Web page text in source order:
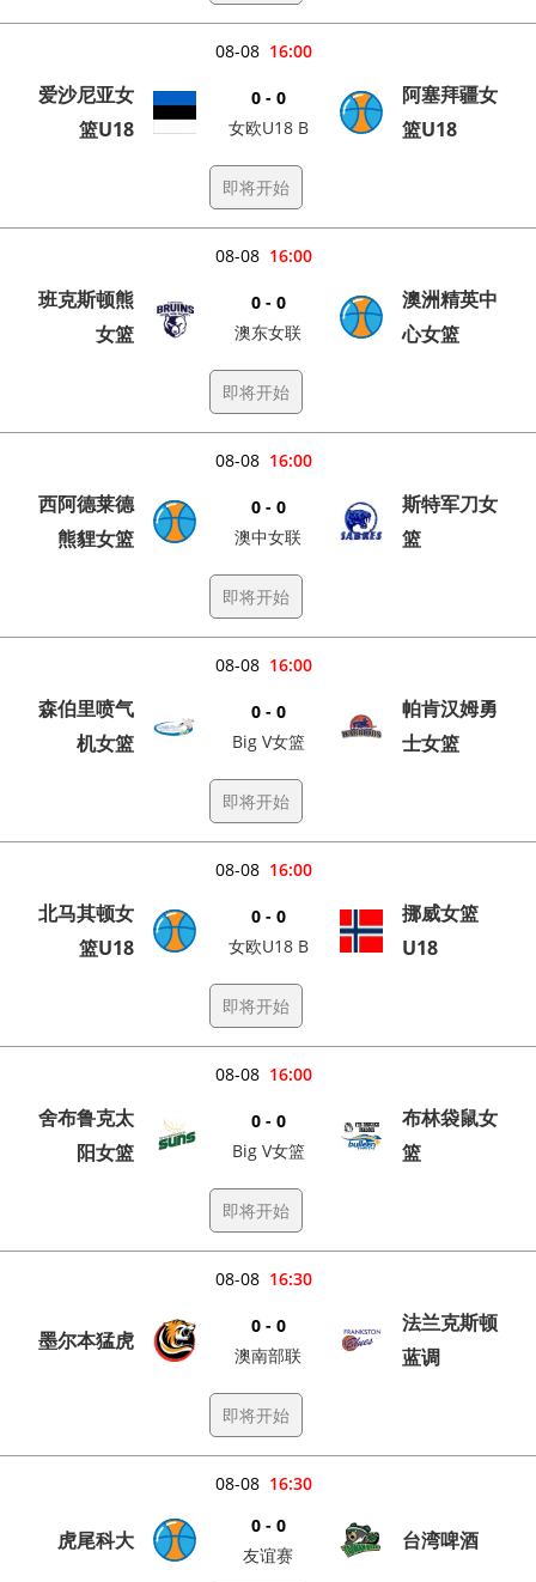
16:00
08-08
爱沙尼亚女
篮U18
0 - 0
女欧U18 B
阿塞拜疆女
篮U18
即将开始
16:00
08-08
班克斯顿熊
女篮
0 - 0
澳东女联
澳洲精英中
心女篮
即将开始
16:00
08-08
西阿德莱德
熊貍女篮
0 - 0
澳中女联
斯特军刀女
篮
即将开始
16:00
08-08
森伯里喷气
机女篮
0 - 0
Big V女篮
帕肯汉姆勇
士女篮
即将开始
16:00
08-08
北马其顿女
篮U18
0 - 0
女欧U18 B
挪威女篮
U18
即将开始
16:00
08-08
舍布鲁克太
阳女篮
0 - 0
Big V女篮
布林袋鼠女
篮
即将开始
16:30
08-08
墨尔本猛虎
0 - 0
澳南部联
法兰克斯顿
蓝调
即将开始
16:30
08-08
虎尾科大
0 - 0
友谊赛
台湾啤酒